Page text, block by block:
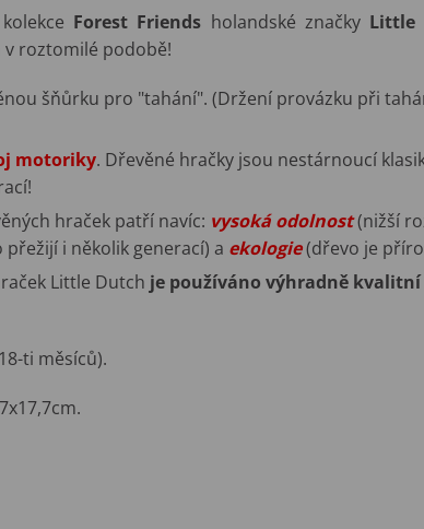
Forest Friends holandské značky Little
v roztomilé podobě!
šňůrku pro "tahání". (Držení provázku při
motoriky. Dřevěné hračky jsou nestárnoucí
hraček patří navíc: vysoká odolnost(nižší
i několik generací) a ekologie(dřevo je
Little Dutch je používáno výhradně
ti měsíců).